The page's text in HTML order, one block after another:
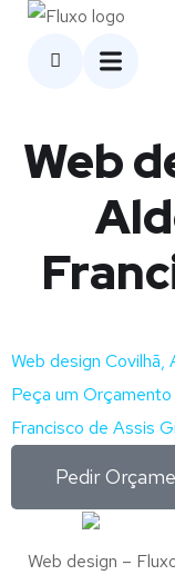
Web
Web design Covilhã,
Peça um
Francisco de Assis
Pedir
Web design –